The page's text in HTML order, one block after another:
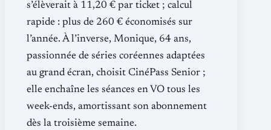
s’élèverait à 11,20 € par ticket ; calcul
rapide : plus de 260 € économisés sur
l’année. À l’inverse, Monique, 64 ans,
passionnée de séries coréennes adaptées
au grand écran, choisit CinéPass Senior ;
elle enchaîne les séances en VO tous les
week-ends, amortissant son abonnement
dès la troisième semaine.